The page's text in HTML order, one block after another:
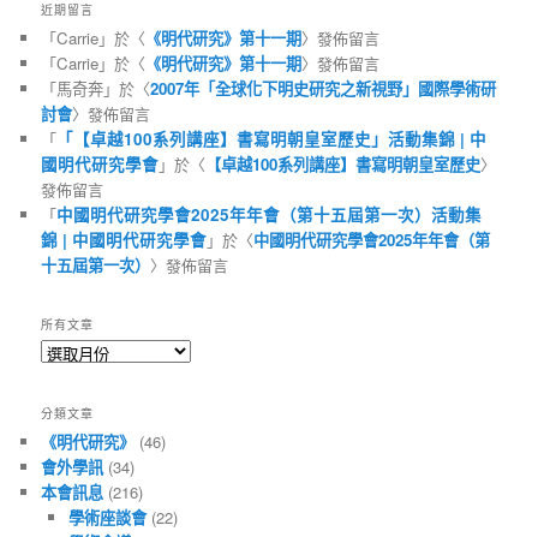
近期留言
「Carrie」於〈 《明代研究》第十一期〉發佈留言
「Carrie」於〈 《明代研究》第十一期〉發佈留言
「馬奇奔」於〈2007年「全球化下明史研究之新視野」國際學術研
討會〉發佈留言
「 「【卓越100系列講座】書寫明朝皇室歷史」活動集錦 | 中
國明代研究學會」於〈 【卓越100系列講座】書寫明朝皇室歷史〉
發佈留言
「中國明代研究學會2025年年會（第十五屆第一次）活動集
錦 | 中國明代研究學會」於〈中國明代研究學會2025年年會（第
十五屆第一次） 〉發佈留言
所有文章
所
章
分類文章
《明代研究》 (46)
會外學訊 (34)
本會訊息 (216)
學術座談會(22)